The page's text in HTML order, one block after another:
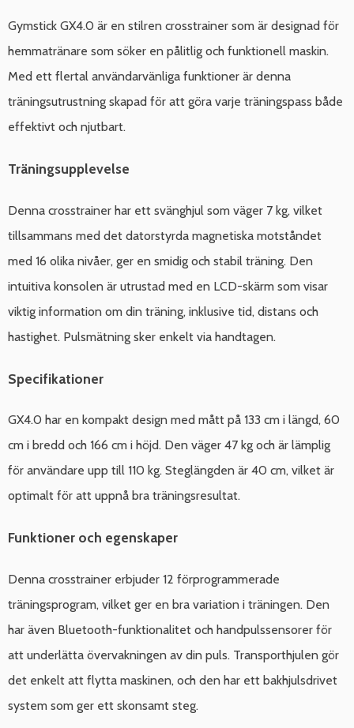
Gymstick GX4.0 är en stilren crosstrainer som är designad för
hemmatränare som söker en pålitlig och funktionell maskin.
Med ett flertal användarvänliga funktioner är denna
träningsutrustning skapad för att göra varje träningspass både
effektivt och njutbart.
Träningsupplevelse
Denna crosstrainer har ett svänghjul som väger 7 kg, vilket
tillsammans med det datorstyrda magnetiska motståndet
med 16 olika nivåer, ger en smidig och stabil träning. Den
intuitiva konsolen är utrustad med en LCD-skärm som visar
viktig information om din träning, inklusive tid, distans och
hastighet. Pulsmätning sker enkelt via handtagen.
Specifikationer
GX4.0 har en kompakt design med mått på 133 cm i längd, 60
cm i bredd och 166 cm i höjd. Den väger 47 kg och är lämplig
för användare upp till 110 kg. Steglängden är 40 cm, vilket är
optimalt för att uppnå bra träningsresultat.
Funktioner och egenskaper
Denna crosstrainer erbjuder 12 förprogrammerade
träningsprogram, vilket ger en bra variation i träningen. Den
har även Bluetooth-funktionalitet och handpulssensorer för
att underlätta övervakningen av din puls. Transporthjulen gör
det enkelt att flytta maskinen, och den har ett bakhjulsdrivet
system som ger ett skonsamt steg.